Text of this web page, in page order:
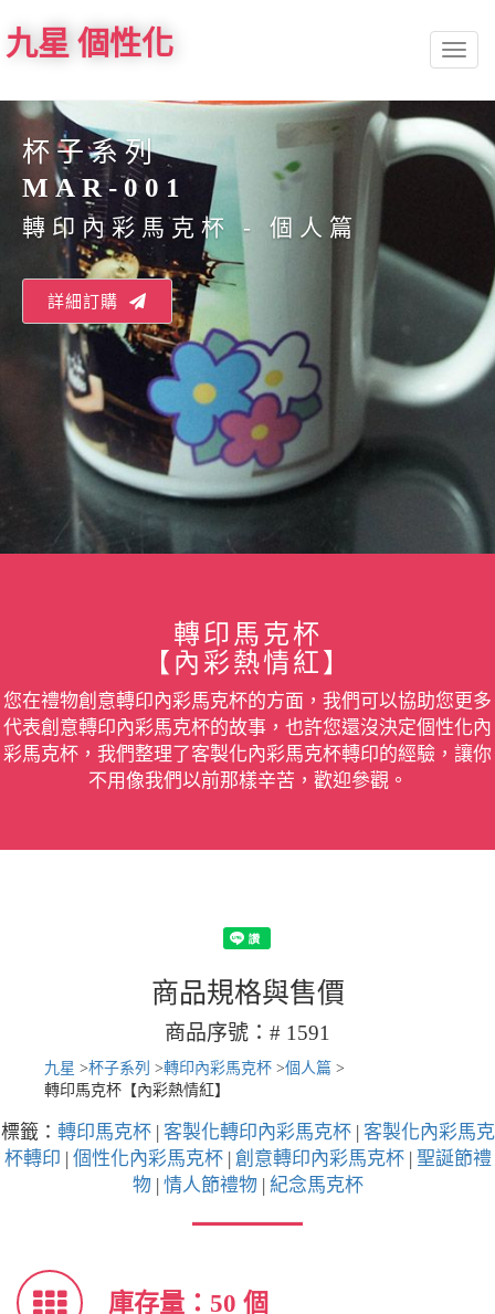
Toggle
九星 個性化
杯子系列
MAR-001
轉印內彩馬克杯 - 個人篇
詳細訂購
轉印馬克杯
【內彩熱情紅】
您在禮物創意轉印內彩馬克杯的方面，我們可以協助您更多
代表創意轉印內彩馬克杯的故事，也許您還沒決定個性化內
彩馬克杯，我們整理了客製化內彩馬克杯轉印的經驗，讓你
不用像我們以前那樣辛苦，歡迎參觀。
商品規格與售價
商品序號：# 1591
九星 >杯子系列 >轉印內彩馬克杯 >個人篇 >
轉印馬克杯【內彩熱情紅】
標籤： 轉印馬克杯| 客製化轉印內彩馬克杯| 客製化內彩馬克
杯轉印 | 個性化內彩馬克杯| 創意轉印內彩馬克杯| 聖誕節禮
物| 情人節禮物| 紀念馬克杯
庫存量：50 個